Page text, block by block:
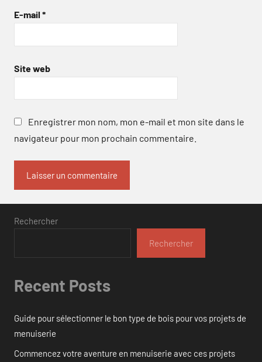
E-mail *
Site web
Enregistrer mon nom, mon e-mail et mon site dans le
navigateur pour mon prochain commentaire.
Rechercher
Rechercher
Recent Posts
Guide pour sélectionner le bon type de bois pour vos projets de
menuiserie
Commencez votre aventure en menuiserie avec ces projets